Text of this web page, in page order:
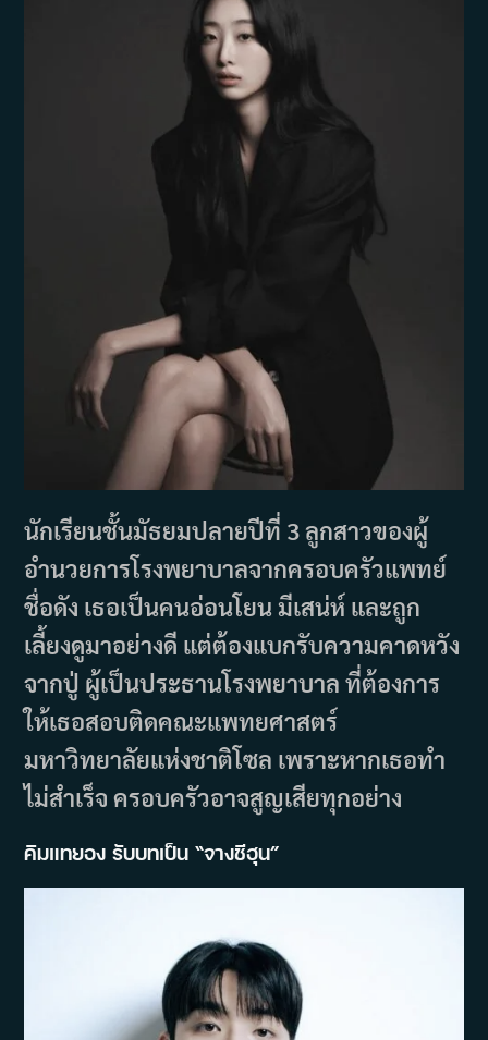
นักเรียนชั้นมัธยมปลายปีที่ 3 ลูกสาวของผู้
อำนวยการโรงพยาบาลจากครอบครัวแพทย์
ชื่อดัง เธอเป็นคนอ่อนโยน มีเสน่ห์ และถูก
เลี้ยงดูมาอย่างดี แต่ต้องแบกรับความคาดหวัง
จากปู่ ผู้เป็นประธานโรงพยาบาล ที่ต้องการ
ให้เธอสอบติดคณะแพทยศาสตร์
มหาวิทยาลัยแห่งชาติโซล เพราะหากเธอทำ
ไม่สำเร็จ ครอบครัวอาจสูญเสียทุกอย่าง
คิมแทยอง รับบทเป็น “จางชีฮุน”